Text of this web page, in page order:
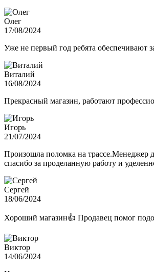
Олег
17/08/2024
Уже не первый год ребята обеспечивают
Виталий
16/08/2024
Прекрасный магазин, работают
Игорь
21/07/2024
Произошла поломка на трассе.Менеджер
спасибо за проделанную работу и
Сергей
18/06/2024
Хороший магазин👍 Продавец помог
Виктор
14/06/2024